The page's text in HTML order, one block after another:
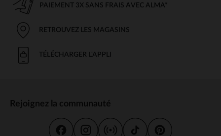
PAIEMENT 3X SANS FRAIS AVEC ALMA*
RETROUVEZ LES MAGASINS
TÉLÉCHARGER L'APPLI
Rejoignez la communauté